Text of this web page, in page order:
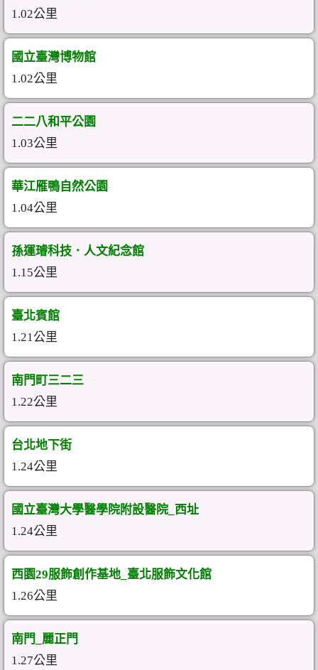
1.02公里
國立臺灣博物館
1.02公里
二二八和平公園
1.03公里
華江雁鴨自然公園
1.04公里
孫運璿科技．人文紀念館
1.15公里
臺北賓館
1.21公里
南門町三二三
1.22公里
台北地下街
1.24公里
國立臺灣大學醫學院附設醫院_西址
1.24公里
西園29服飾創作基地_臺北服飾文化館
1.26公里
南門_麗正門
1.27公里